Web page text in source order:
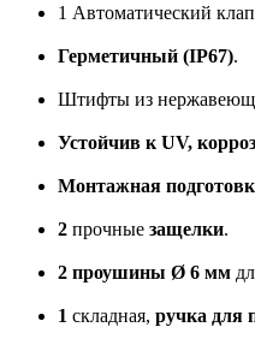
1 Автоматический
Герметичный (IP67).
Штифты из
Устойчив к UV,
Монтажная
2 прочные защелки.
2 проушины Ø 6 мм
1 складная, ручка для